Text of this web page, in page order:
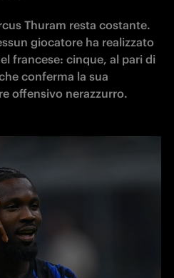
Thuram resta costante.
giocatore ha realizzato
francese: cinque, al pari di
conferma la sua
offensivo nerazzurro.